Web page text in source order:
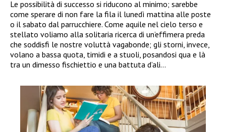
Le possibilità di successo si riducono al minimo; sarebbe
come sperare di non fare la fila il lunedì mattina alle poste
o il sabato dal parrucchiere. Come aquile nel cielo terso e
stellato voliamo alla solitaria ricerca di un’effimera preda
che soddisfi le nostre voluttà vagabonde; gli storni, invece,
volano a bassa quota, timidi e a stuoli, posandosi qua e là
tra un dimesso fischiettio e una battuta d’ali…